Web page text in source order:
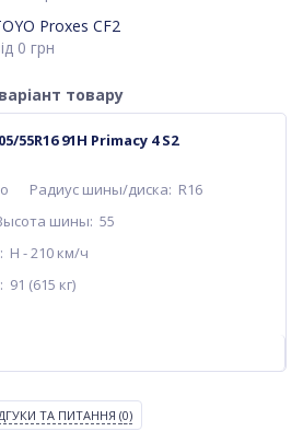
Proxes CF2
0 грн
товару
91H Primacy 4 S2
Радиус шины/диска: R16
шины: 55
H - 210 км/ч
91 (615 кг)
ТА ПИТАННЯ (0)